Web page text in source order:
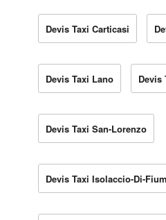
Devis Taxi Carticasi
Devis Taxi Lano Devis
Devis Taxi San-Lorenzo
Devis Taxi Isolaccio-Di-